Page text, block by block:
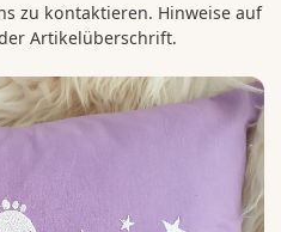
zu kontaktieren. Hinweise auf